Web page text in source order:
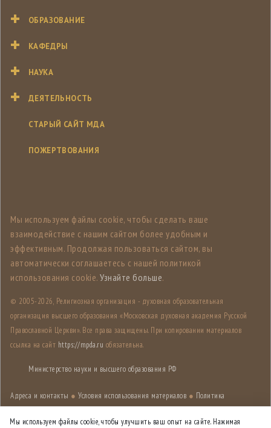
ОБРАЗОВАНИЕ
КАФЕДРЫ
НАУКА
ДЕЯТЕЛЬНОСТЬ
СТАРЫЙ САЙТ МДА
ПОЖЕРТВОВАНИЯ
Мы используем файлы cookie, чтобы сделать ваше
взаимодействие с нашим сайтом более удобным и
эффективным. Продолжая пользоваться сайтом, вы
автоматически соглашаетесь с нашей политикой
использования cookie. Узнайте больше.
© 2005-2026, Религиозная организация - духовная образовательная
организация высшего образования «Московская духовная академия Русской
Православной Церкви». Все права защищены. При копировании материалов
ссылка на сайт https://mpda.ru обязательна.
Министерство науки и высшего образования РФ
Адреса и контакты ● Условия использования материалов ● Политика
конфиденциальности●Карта сайта
Мы используем файлы cookie, чтобы улучшить ваш опыт на сайте. Нажимая